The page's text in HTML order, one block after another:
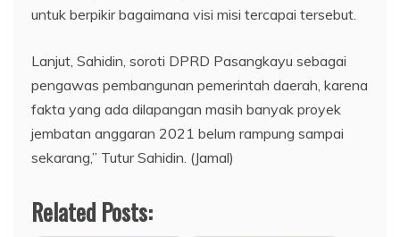
untuk berpikir bagaimana visi misi tercapai tersebut.
Lanjut, Sahidin, soroti DPRD Pasangkayu sebagai
pengawas pembangunan pemerintah daerah, karena
fakta yang ada dilapangan masih banyak proyek
jembatan anggaran 2021 belum rampung sampai
sekarang,” Tutur Sahidin. (Jamal)
Related Posts: